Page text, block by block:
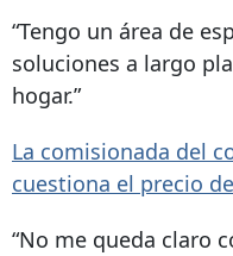
“Tengo un área de
soluciones a largo
hogar.”
La comisionada del
cuestiona el precio
“No me queda claro